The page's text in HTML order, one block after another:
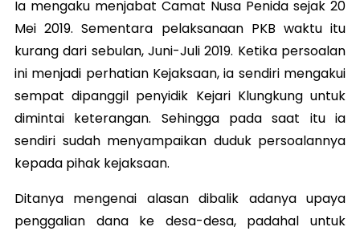
Ia mengaku menjabat Camat Nusa Penida sejak 20
Mei 2019. Sementara pelaksanaan PKB waktu itu
kurang dari sebulan, Juni-Juli 2019. Ketika persoalan
ini menjadi perhatian Kejaksaan, ia sendiri mengakui
sempat dipanggil penyidik Kejari Klungkung untuk
dimintai keterangan. Sehingga pada saat itu ia
sendiri sudah menyampaikan duduk persoalannya
kepada pihak kejaksaan.
Ditanya mengenai alasan dibalik adanya upaya
penggalian dana ke desa-desa, padahal untuk